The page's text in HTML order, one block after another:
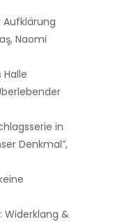
Naomi
in
Denkmal”,
Widerklang &